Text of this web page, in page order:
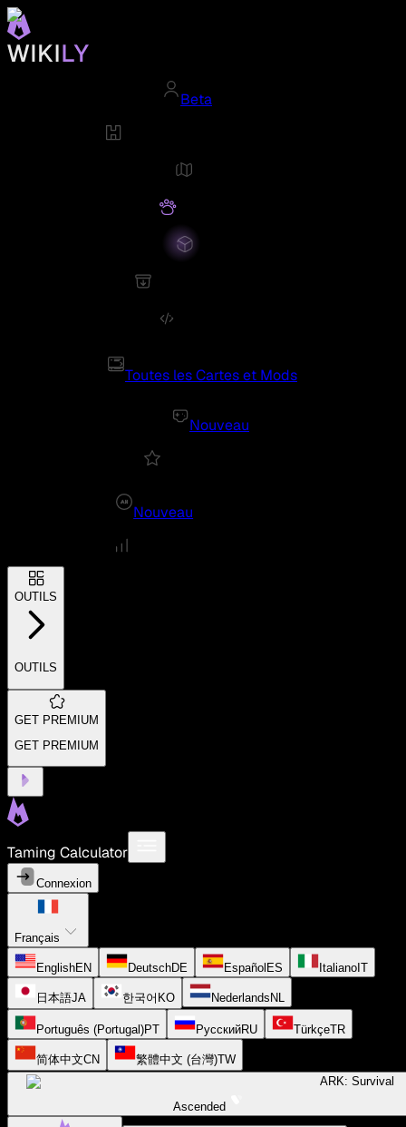
Beta
Toutes les Cartes et Mods
Nouveau
Nouveau
OUTILS
OUTILS
GET PREMIUM
GET PREMIUM
Taming Calculator
Connexion
Français
EnglishEN DeutschDE Español ES Italiano IT
日本語JA 한국어 KO Nederlands NL
Português (Portugal)PT РусскийRU TürkçeTR
简体中文CN 繁體中文 (台灣)TW
ARK: Survival
Ascended